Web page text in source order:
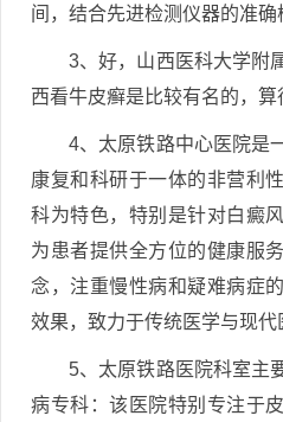
间，结合先进检测仪器的准确
3、好，山西医科大学附
西看牛皮癣是比较有名的，算
4、太原铁路中心医院是
康复和科研于一体的非营利
科为特色，特别是针对白癜
为患者提供全方位的健康服
念，注重慢性病和疑难病症
效果，致力于传统医学与现代
5、太原铁路医院科室主
病专科：该医院特别专注于